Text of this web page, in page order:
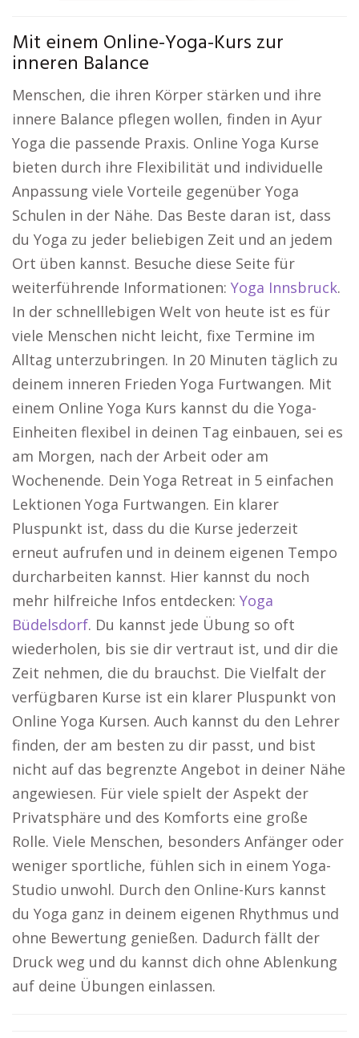
Mit einem Online-Yoga-Kurs zur
inneren Balance
Menschen, die ihren Körper stärken und ihre
innere Balance pflegen wollen, finden in Ayur
Yoga die passende Praxis. Online Yoga Kurse
bieten durch ihre Flexibilität und individuelle
Anpassung viele Vorteile gegenüber Yoga
Schulen in der Nähe. Das Beste daran ist, dass
du Yoga zu jeder beliebigen Zeit und an jedem
Ort üben kannst. Besuche diese Seite für
weiterführende Informationen: Yoga Innsbruck.
In der schnelllebigen Welt von heute ist es für
viele Menschen nicht leicht, fixe Termine im
Alltag unterzubringen. In 20 Minuten täglich zu
deinem inneren Frieden Yoga Furtwangen. Mit
einem Online Yoga Kurs kannst du die Yoga-
Einheiten flexibel in deinen Tag einbauen, sei es
am Morgen, nach der Arbeit oder am
Wochenende. Dein Yoga Retreat in 5 einfachen
Lektionen Yoga Furtwangen. Ein klarer
Pluspunkt ist, dass du die Kurse jederzeit
erneut aufrufen und in deinem eigenen Tempo
durcharbeiten kannst. Hier kannst du noch
mehr hilfreiche Infos entdecken: Yoga
Büdelsdorf. Du kannst jede Übung so oft
wiederholen, bis sie dir vertraut ist, und dir die
Zeit nehmen, die du brauchst. Die Vielfalt der
verfügbaren Kurse ist ein klarer Pluspunkt von
Online Yoga Kursen. Auch kannst du den Lehrer
finden, der am besten zu dir passt, und bist
nicht auf das begrenzte Angebot in deiner Nähe
angewiesen. Für viele spielt der Aspekt der
Privatsphäre und des Komforts eine große
Rolle. Viele Menschen, besonders Anfänger oder
weniger sportliche, fühlen sich in einem Yoga-
Studio unwohl. Durch den Online-Kurs kannst
du Yoga ganz in deinem eigenen Rhythmus und
ohne Bewertung genießen. Dadurch fällt der
Druck weg und du kannst dich ohne Ablenkung
auf deine Übungen einlassen.